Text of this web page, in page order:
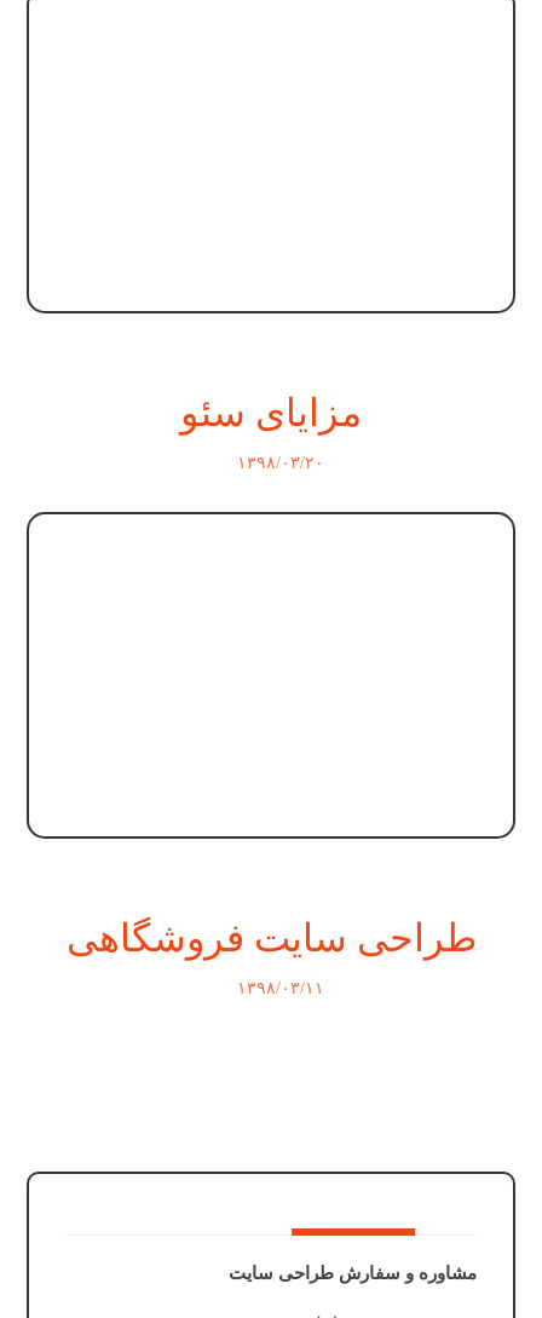
مزایای سئو
۱۳۹۸/۰۳/۲۰
طراحی سایت فروشگاهی
۱۳۹۸/۰۳/۱۱
مشاوره و سفارش طراحی سایت